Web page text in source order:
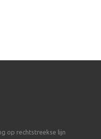
op rechtstreekse lijn